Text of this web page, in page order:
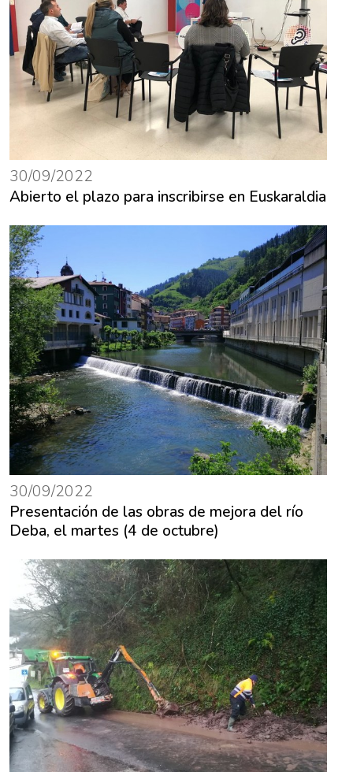
30/09/2022
Abierto el plazo para inscribirse en Euskaraldia
30/09/2022
Presentación de las obras de mejora del río
Deba, el martes (4 de octubre)